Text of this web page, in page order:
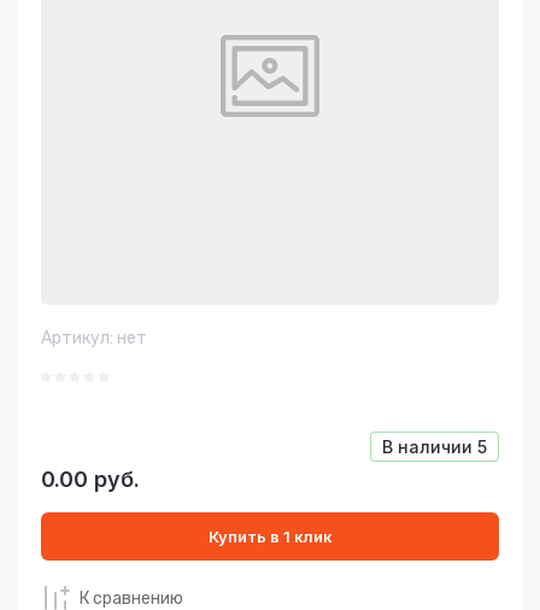
Артикул: нет
В наличии 5
0.00 руб.
Купить в 1 клик
К сравнению